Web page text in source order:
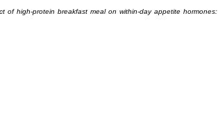
of high-protein breakfast meal on within-day appetite hormones: